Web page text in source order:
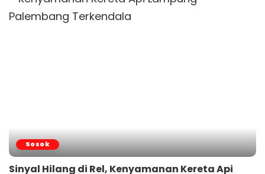
Sosok
Sinyal Hilang di Rel, Kenyamanan Kereta Api